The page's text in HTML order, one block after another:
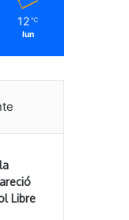
12 ℃
lun
Libre